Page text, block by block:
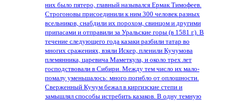
них было пятеро, главный назывался Ермак Тимофеев.
Строгоновы присоединили к ним 300 человек разных
всельников, снабдили их порохом, свинцом и другими
припасами и отправили за Уральские горы (в 1581 г.). В
течение следующего года казаки разбили татар во
многих сражениях, взяли Искер, пленили Кучумова
племянника, царевича Маметкула, и около трех лет
господствовали в Сибири. Между тем число их мало-
помалу уменьшалось: много погибло от оплошности.
Сверженный Кучум бежал в киргизские степи и
замышлял способы истребить казаков. В одну темную